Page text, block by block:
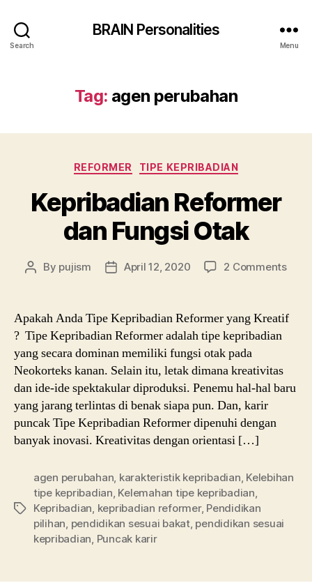
Search
BRAIN Personalities
Menu
Tag: agen perubahan
Categories
REFORMER TIPE KEPRIBADIAN
Kepribadian Reformer
dan Fungsi Otak
Post
By pujism
PostApril 12, 2020 2 Commentson
dan
Apakah Anda Tipe Kepribadian Reformer yang Kreatif
? Tipe Kepribadian Reformer adalah tipe kepribadian
yang secara dominan memiliki fungsi otak pada
Neokorteks kanan. Selain itu, letak dimana kreativitas
dan ide-ide spektakular diproduksi. Penemu hal-hal baru
yang jarang terlintas di benak siapa pun. Dan, karir
puncak Tipe Kepribadian Reformer dipenuhi dengan
banyak inovasi. Kreativitas dengan orientasi […]
Tags
agen perubahan karakteristik kepribadian Kelebihan
tipe kepribadian Kelemahan tipe kepribadian
Kepribadian kepribadian reformer, Pendidikan
pilihan pendidikan sesuai bakat, pendidikan sesuai
kepribadian Puncak karir